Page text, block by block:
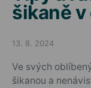
šikaně
Posted on
13. 8. 2024
Ve svých
šikanou a